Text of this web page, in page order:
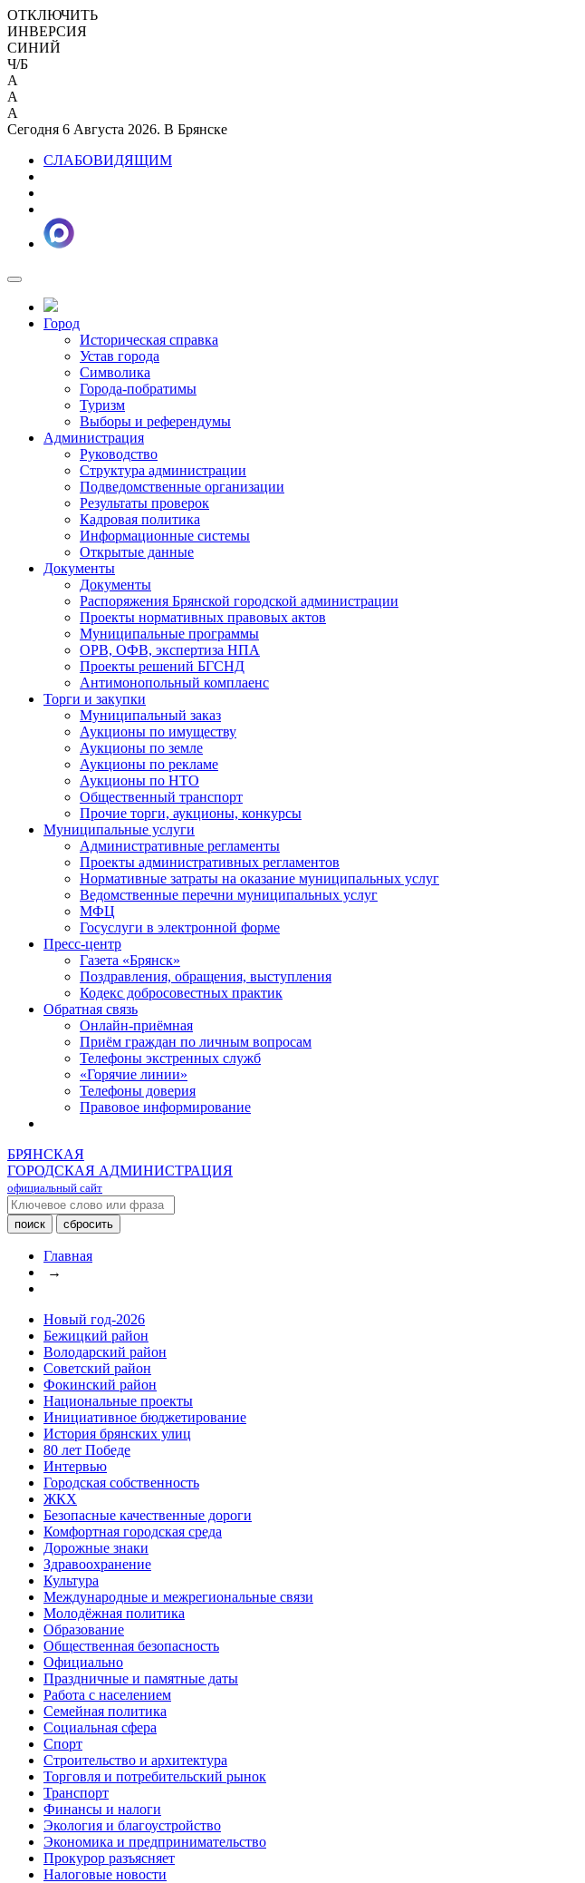
ОТКЛЮЧИТЬ
ИНВЕРСИЯ
СИНИЙ
Ч/Б
A
A
A
Сегодня 6 Августа 2026. В Брянске
СЛАБОВИДЯЩИМ
Город
Историческая справка
Устав города
Символика
Города-побратимы
Туризм
Выборы и референдумы
Администрация
Руководство
Структура администрации
Подведомственные организации
Результаты проверок
Кадровая политика
Информационные системы
Открытые данные
Документы
Документы
Распоряжения Брянской городской администрации
Проекты нормативных правовых актов
Муниципальные программы
ОРВ, ОФВ, экспертиза НПА
Проекты решений БГСНД
Антимонопольный комплаенс
Торги и закупки
Муниципальный заказ
Аукционы по имуществу
Аукционы по земле
Аукционы по рекламе
Аукционы по НТО
Общественный транспорт
Прочие торги, аукционы, конкурсы
Муниципальные услуги
Административные регламенты
Проекты административных регламентов
Нормативные затраты на оказание муниципальных услуг
Ведомственные перечни муниципальных услуг
МФЦ
Госуслуги в электронной форме
Пресс-центр
Газета «Брянск»
Поздравления, обращения, выступления
Кодекс добросовестных практик
Обратная связь
Онлайн-приёмная
Приём граждан по личным вопросам
Телефоны экстренных служб
«Горячие линии»
Телефоны доверия
Правовое информирование
БРЯНСКАЯ
ГОРОДСКАЯ АДМИНИСТРАЦИЯ
официальный сайт
Главная
→
Новый год-2026
Бежицкий район
Володарский район
Советский район
Фокинский район
Национальные проекты
Инициативное бюджетирование
История брянских улиц
80 лет Победе
Интервью
Городская собственность
ЖКХ
Безопасные качественные дороги
Комфортная городская среда
Дорожные знаки
Здравоохранение
Культура
Международные и межрегиональные связи
Молодёжная политика
Образование
Общественная безопасность
Официально
Праздничные и памятные даты
Работа с населением
Семейная политика
Социальная сфера
Спорт
Строительство и архитектура
Торговля и потребительский рынок
Транспорт
Финансы и налоги
Экология и благоустройство
Экономика и предпринимательство
Прокурор разъясняет
Налоговые новости